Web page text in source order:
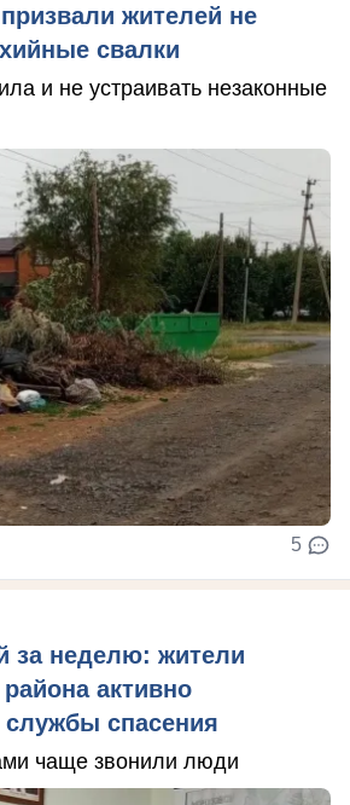
жителей не
свалки
и не устраивать незаконные
5
за неделю: жители
активно
спасения
чаще звонили люди